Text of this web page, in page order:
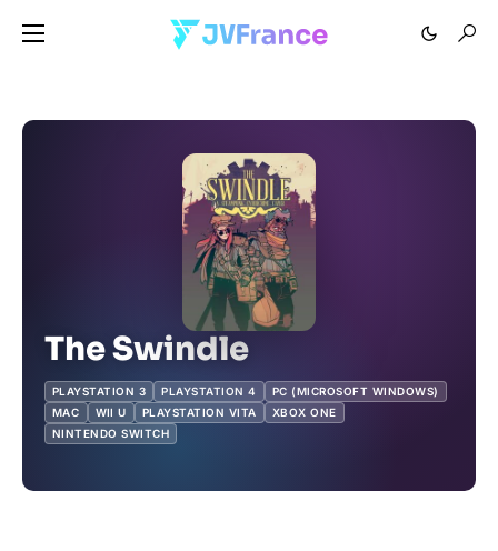
The Swindle
PLAYSTATION 3 PLAYSTATION 4
PC (MICROSOFT WINDOWS)
MAC
WII U PLAYSTATION VITA
XBOX ONE
NINTENDO SWITCH